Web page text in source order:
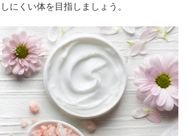
にくい体を目指しましょう。